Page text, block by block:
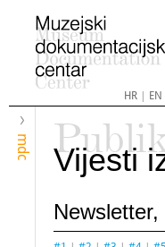
HR| EN
mdc Vijesti